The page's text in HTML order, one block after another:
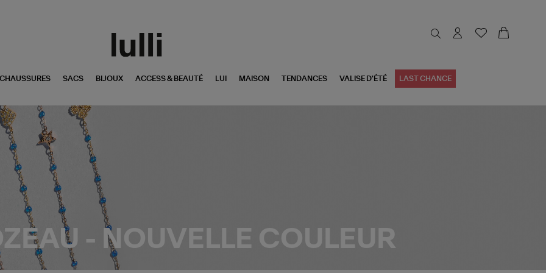
CHAUSSURES SACS BIJOUX ACCESS & BEAUTÉ LUI MAISON TENDANCES VALISE D'ÉTÉ LAST CHANCE
- NOUVELLE COULEUR